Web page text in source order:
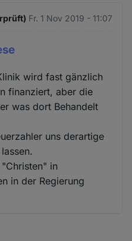
Fr. 1 Nov 2019 - 11:07
wird fast gänzlich
finanziert, aber die
was dort Behandelt
uns derartige
in
in der Regierung